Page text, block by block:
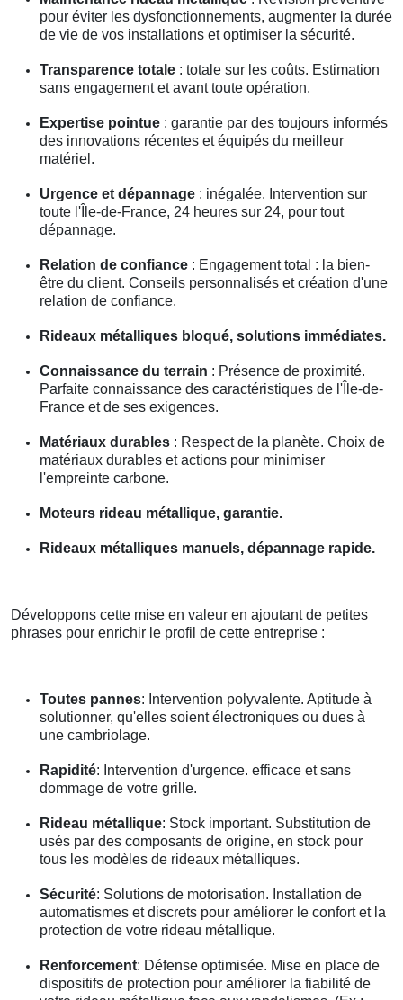
pour éviter les dysfonctionnements, augmenter la durée
de vie de vos installations et optimiser la sécurité.
Transparence totale : totale sur les coûts. Estimation
sans engagement et avant toute opération.
Expertise pointue : garantie par des toujours informés
des innovations récentes et équipés du meilleur
matériel.
Urgence et dépannage : inégalée. Intervention sur
toute l'Île-de-France, 24 heures sur 24, pour tout
dépannage.
Relation de confiance : Engagement total : la bien-
être du client. Conseils personnalisés et création d'une
relation de confiance.
Rideaux métalliques bloqué, solutions immédiates.
Connaissance du terrain : Présence de proximité.
Parfaite connaissance des caractéristiques de l'Île-de-
France et de ses exigences.
Matériaux durables : Respect de la planète. Choix de
matériaux durables et actions pour minimiser
l'empreinte carbone.
Moteurs rideau métallique, garantie.
Rideaux métalliques manuels, dépannage rapide.
Développons cette mise en valeur en ajoutant de petites
phrases pour enrichir le profil de cette entreprise :
Toutes pannes: Intervention polyvalente. Aptitude à
solutionner, qu'elles soient électroniques ou dues à
une cambriolage.
Rapidité: Intervention d'urgence. efficace et sans
dommage de votre grille.
Rideau métallique: Stock important. Substitution de
usés par des composants de origine, en stock pour
tous les modèles de rideaux métalliques.
Sécurité: Solutions de motorisation. Installation de
automatismes et discrets pour améliorer le confort et la
protection de votre rideau métallique.
Renforcement: Défense optimisée. Mise en place de
dispositifs de protection pour améliorer la fiabilité de